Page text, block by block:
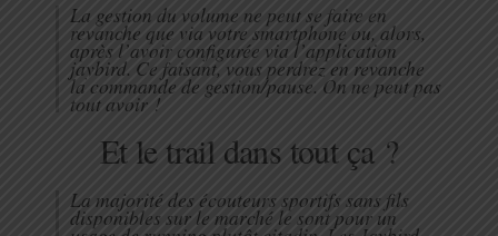
La gestion du volume ne peut se faire en
revanche que via votre smartphone ou, alors,
après l’avoir configurée via l’application
jaybird. Ce faisant, vous perdrez en revanche
la commande de gestion/pause. On ne peut pas
tout avoir !
Et le trail dans tout ça ?
La majorité des écouteurs sportifs sans fils
disponibles sur le marché le sont pour un